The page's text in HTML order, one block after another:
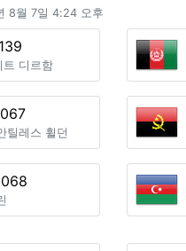
8월 7일 4:24 오후
트 디르함
틸레스 휠던